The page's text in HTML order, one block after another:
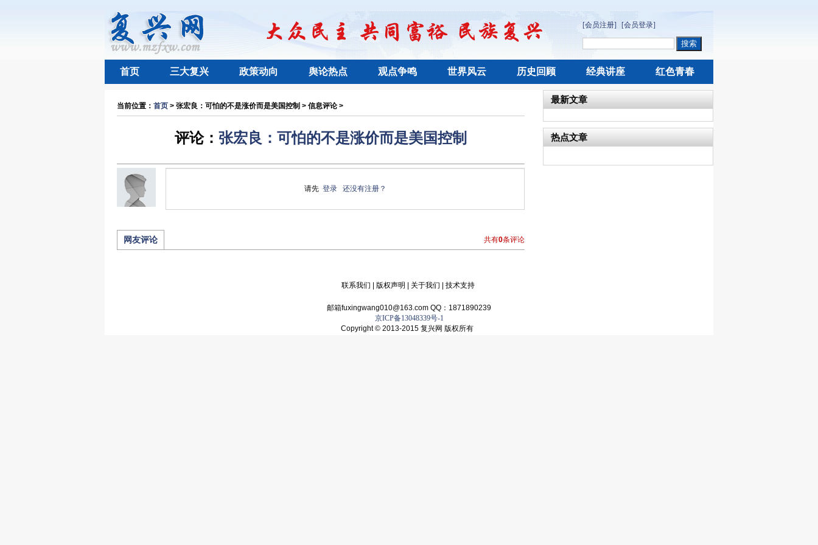
[会员注册] [会员登录]
首页 三大复兴 政策动向 舆论热点 观点争鸣 世界风云 历史回顾 经典讲座 红色青春
当前位置： 首页 > 张宏良：可怕的不是涨价而是美国控制 > 信息评论 >
评论： 张宏良：可怕的不是涨价而是美国控制
请先 登录 还没有注册？
网友评论 共有0条评论
最新文章
热点文章
联系我们 版权声明 关于我们 技术支持
邮箱fuxingwang010@163.com QQ：1871890239
京ICP备13048339号-1
Copyright © 2013-2015 复兴网 版权所有